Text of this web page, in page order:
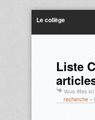
Le collège
Liste
Vous êtes ici:
recherche »